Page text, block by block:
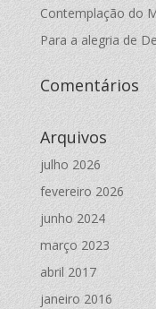
Contemplação do
Para a alegria de
Comentários
Arquivos
julho 2026
fevereiro 2026
junho 2024
março 2023
abril 2017
janeiro 2016